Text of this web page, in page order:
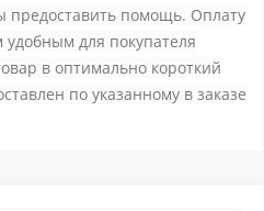
предоставить помощь. Оплату
для покупателя
в оптимально короткий
по указанному в заказе